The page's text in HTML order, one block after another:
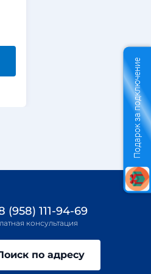
(958) 111-94-69
консультация
по адресу
Подарок за подключение